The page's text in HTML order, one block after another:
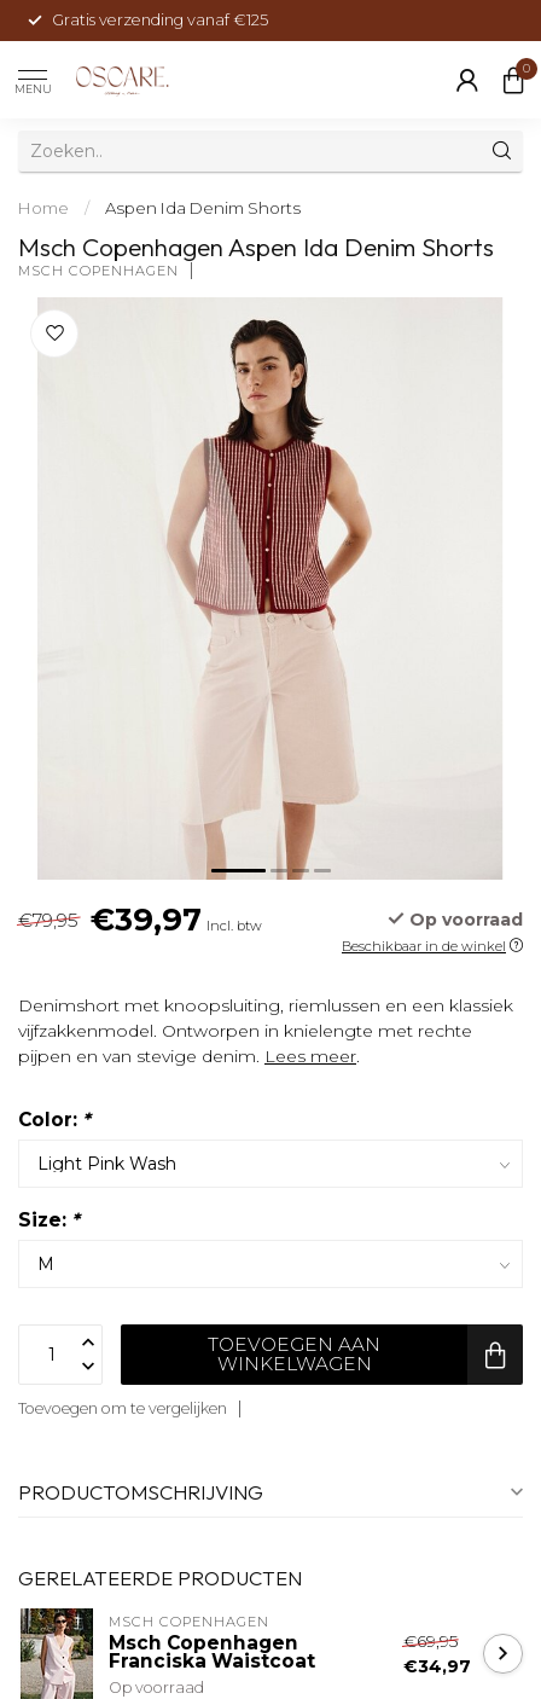
Gratis verzending vanaf €125
MENU
0
Home / Aspen Ida Denim Shorts
Msch Copenhagen Aspen Ida Denim Shorts
MSCH COPENHAGEN
€79,95 €39,97 Incl. btw Op voorraad
Beschikbaar in de winkel
Denimshort met knoopsluiting, riemlussen en een klassiek
vijfzakkenmodel. Ontworpen in knielengte met rechte
pijpen en van stevige denim. Lees meer.
Color: *
Size: *
TOEVOEGEN AAN
WINKELWAGEN
Toevoegen om te vergelijken
PRODUCTOMSCHRIJVING
GERELATEERDE PRODUCTEN
MSCH COPENHAGEN
Msch Copenhagen
Franciska Waistcoat
Op voorraad
€69,95
€34,97